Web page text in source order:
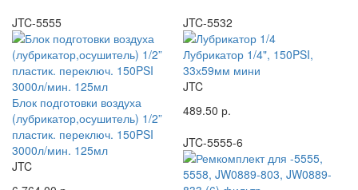
JTC-5555
Блок подготовки воздуха
(лубрикатор,осушитель) 1/2”
пластик. переключ. 150PSI
3000л/мин. 125мл
JTC
JTC-5532
Лубрикатор 1/4", 150PSI,
33х59мм мини
JTC
489.50 р.
JTC-5555-6